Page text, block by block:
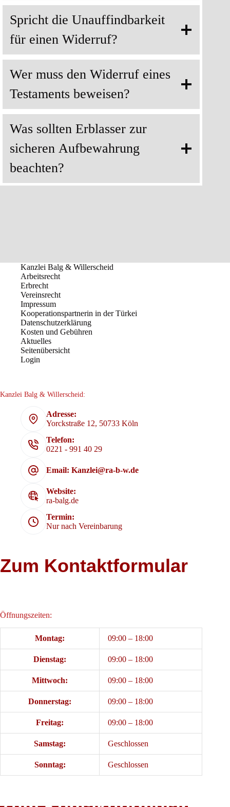
Spricht die Unauffindbarkeit
für einen Widerruf?
Wer muss den Widerruf eines
Testaments beweisen?
Was sollten Erblasser zur
sicheren Aufbewahrung
beachten?
Kanzlei Balg & Willerscheid
Arbeitsrecht
Erbrecht
Vereinsrecht
Impressum
Kooperationspartnerin in der Türkei
Datenschutzerklärung
Kosten und Gebühren
Aktuelles
Seitenübersicht
Login
Kanzlei Balg & Willerscheid:
Adresse:
Yorckstraße 12, 50733 Köln
Telefon:
0221 - 991 40 29
Email: Kanzlei@ra-b-w.de
Website:
ra-balg.de
Termin:
Nur nach Vereinbarung
Zum Kontaktformular
Öffnungszeiten:
Montag: 09:00 – 18:00
Dienstag: 09:00 – 18:00
Mittwoch: 09:00 – 18:00
Donnerstag: 09:00 – 18:00
Freitag: 09:00 – 18:00
Samstag: Geschlossen
Sonntag: Geschlossen